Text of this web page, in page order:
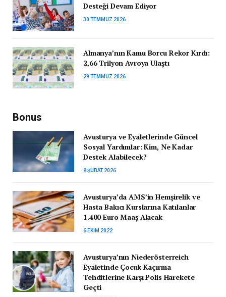
Desteği Devam Ediyor
30 TEMMUZ 2026
Almanya’nın Kamu Borcu Rekor Kırdı:
2,66 Trilyon Avroya Ulaştı
29 TEMMUZ 2026
Bonus
Avusturya ve Eyaletlerinde Güncel
Sosyal Yardımlar: Kim, Ne Kadar
Destek Alabilecek?
8 ŞUBAT 2026
Avusturya’da AMS’in Hemşirelik ve
Hasta Bakıcı Kurslarına Katılanlar
1.400 Euro Maaş Alacak
6 EKIM 2022
Avusturya’nın Niederösterreich
Eyaletinde Çocuk Kaçırma
Tehditlerine Karşı Polis Harekete
Geçti